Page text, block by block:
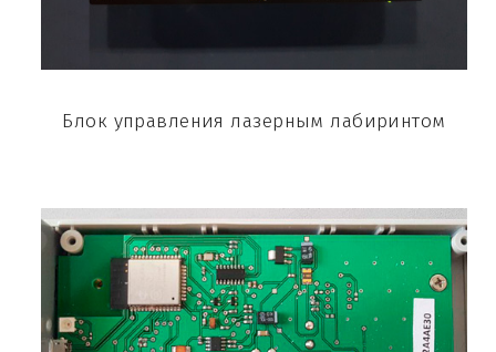
Блок управления лазерным лабиринтом